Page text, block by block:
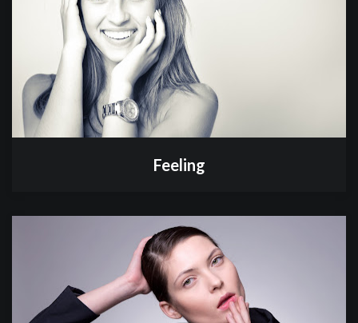
Feeling